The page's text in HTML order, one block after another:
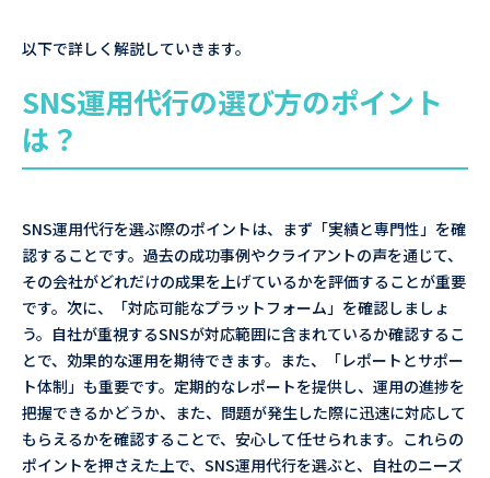
以下で詳しく解説していきます。
SNS運用代行の選び方のポイント
は？
SNS運用代行を選ぶ際のポイントは、まず「実績と専門性」を確
認することです。過去の成功事例やクライアントの声を通じて、
その会社がどれだけの成果を上げているかを評価することが重要
です。次に、「対応可能なプラットフォーム」を確認しましょ
う。自社が重視するSNSが対応範囲に含まれているか確認するこ
とで、効果的な運用を期待できます。また、「レポートとサポー
ト体制」も重要です。定期的なレポートを提供し、運用の進捗を
把握できるかどうか、また、問題が発生した際に迅速に対応して
もらえるかを確認することで、安心して任せられます。これらの
ポイントを押さえた上で、SNS運用代行を選ぶと、自社のニーズ